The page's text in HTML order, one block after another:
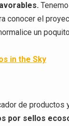
conocer el
un
in the Sky
de productos
por sellos